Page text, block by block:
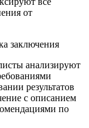
от
заключения
анализируют
результатов
с описанием
по